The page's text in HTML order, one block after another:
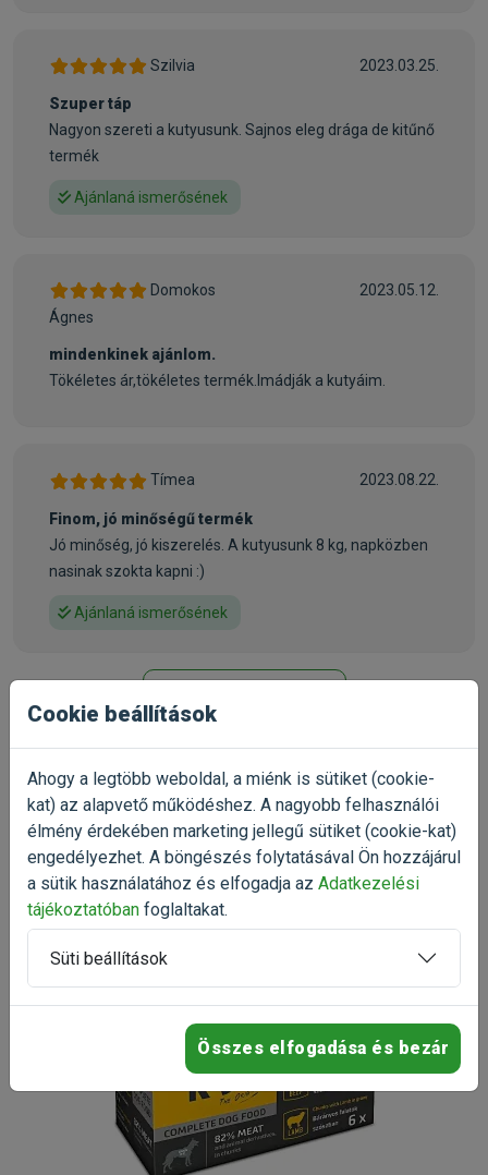
Már próbáltad a terméket?
Oszd meg tapasztalatod a többi gazdival!
Értékelés írása
Szilvia 2023.03.25.
Szuper táp
Nagyon szereti a kutyusunk. Sajnos eleg drága de kitűnő
termék
Ajánlaná ismerősének
Domokos
Ágnes
2023.05.12.
mindenkinek ajánlom.
Tökéletes ár,tökéletes termék.Imádják a kutyáim.
Tímea 2023.08.22.
Finom, jó minőségű termék
Jó minőség, jó kiszerelés. A kutyusunk 8 kg, napközben
nasinak szokta kapni :)
Ajánlaná ismerősének
Cookie beállítások
Ahogy a legtöbb weboldal, a miénk is sütiket (cookie-
kat) az alapvető működéshez. A nagyobb felhasználói
élmény érdekében marketing jellegű sütiket (cookie-kat)
engedélyezhet. A böngészés folytatásával Ön hozzájárul
a sütik használatához és elfogadja az Adatkezelési
tájékoztatóban foglaltakat.
Süti beállítások
Összes elfogadása és bezár